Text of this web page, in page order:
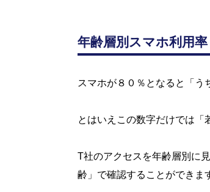
年齢層別スマホ利用率
スマホが８０％となると「う
とはいえこの数字だけでは「
T社のアクセスを年齢層別に
齢」で確認することができま